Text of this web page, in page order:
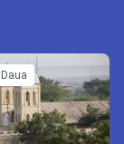
Daua